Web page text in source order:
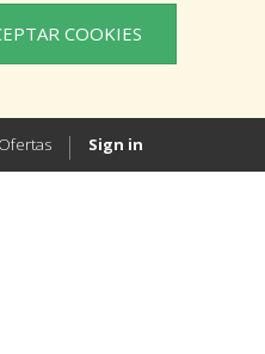
COOKIES
Ofertas Sign in